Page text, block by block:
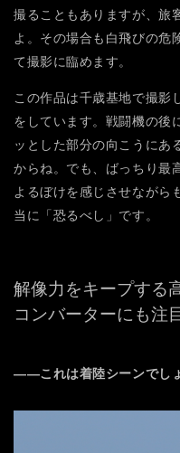
撮ることもありますが、旅
よ。その場合も白飛びの危
て撮影に臨めます。
この作品は千歳基地で撮影
をしています。戦闘機の後
ッとした部分の向こうにあ
からね。でも、ばっちり最
よるぼけを感じさせながら
当に「恐るべし」です。
解像力をキープする
コンバーターにも注目
――これは着陸シーンでし